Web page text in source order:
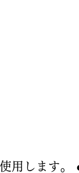
用します